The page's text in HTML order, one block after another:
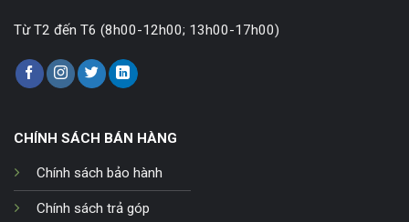
Từ T2 đến T6 (8h00-12h00; 13h00-17h00)
CHÍNH SÁCH BÁN HÀNG
Chính sách bảo hành
Chính sách trả góp